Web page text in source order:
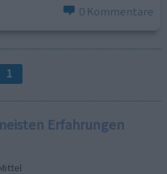
0 Kommentare
1
Erfahrungen